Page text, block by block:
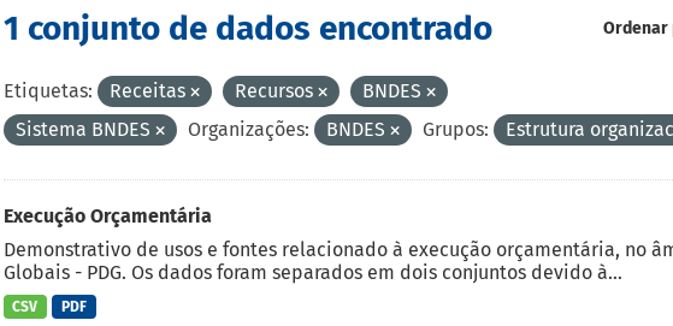
Ordenar
1 conjunto de dados encontrado
Etiquetas: Receitas Recursos
BNDES
Sistema BNDES
Organizações: BNDES Grupos: Estrutura
Execução Orçamentária
Demonstrativo de usos e fontes relacionado à execução orçamentária, no
Globais - PDG. Os dados foram separados em dois conjuntos devido à...
CSV PDF